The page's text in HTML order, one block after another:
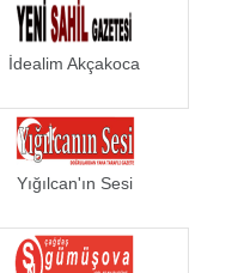
İdealim Akçakoca
Yığılcan'ın Sesi